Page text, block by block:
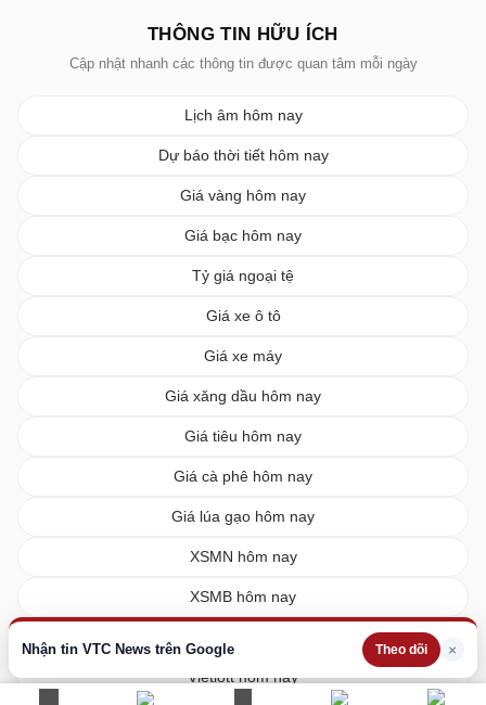
Nhận tin VTC News trên Google Theo dõi ×
THÔNG TIN HỮU ÍCH
Cập nhật nhanh các thông tin được quan tâm mỗi ngày
Lịch âm hôm nay
Dự báo thời tiết hôm nay
Giá vàng hôm nay
Giá bạc hôm nay
Tỷ giá ngoại tệ
Giá xe ô tô
Giá xe máy
Giá xăng dầu hôm nay
Giá tiêu hôm nay
Giá cà phê hôm nay
Giá lúa gạo hôm nay
XSMN hôm nay
XSMB hôm nay
Vietlott hôm nay